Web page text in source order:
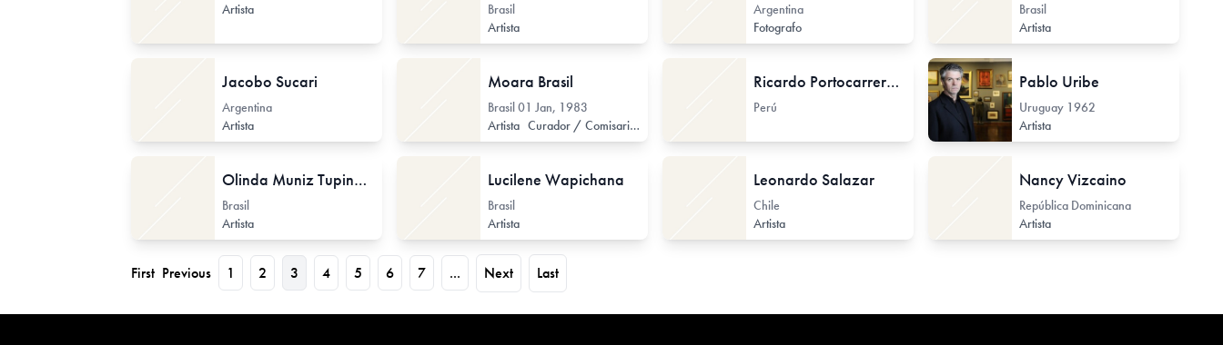
Artista
Brasil
Artista
Argentina
Fotografo
Brasil
Artista
Jacobo Sucari
Argentina
Artista
Moara Brasil
Brasil01 Jan, 1983
Artista Curador / Comisario (de Arte Contemporáneo)
Ricardo Portocarrero Grados
Perú
Pablo Uribe
Uruguay 1962
Artista
Olinda Muniz Tupinambá
Brasil
Artista
Lucilene Wapichana
Brasil
Artista
Leonardo Salazar
Chile
Artista
Nancy Vizcaino
República Dominicana
Artista
First Previous 1 2 3 4 5 6 7 ... Next Last